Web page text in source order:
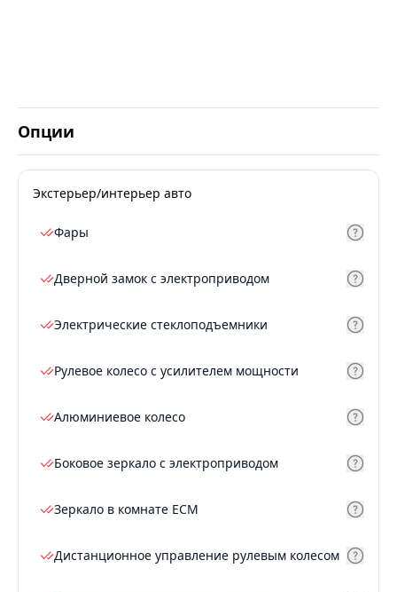
Опции
Экстерьер/интерьер авто
Фары
Дверной замок с электроприводом
Электрические стеклоподъемники
Рулевое колесо с усилителем мощности
Алюминиевое колесо
Боковое зеркало с электроприводом
Зеркало в комнате ECM
Дистанционное управление рулевым колесом